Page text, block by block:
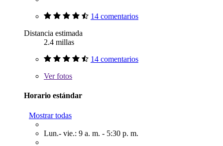
14 comentarios
Distancia estimada
2.4 millas
14 comentarios
Verfotos
Horario estándar
Mostrar todas
Lun.- vie.: 9 a. m. - 5:30 p. m.